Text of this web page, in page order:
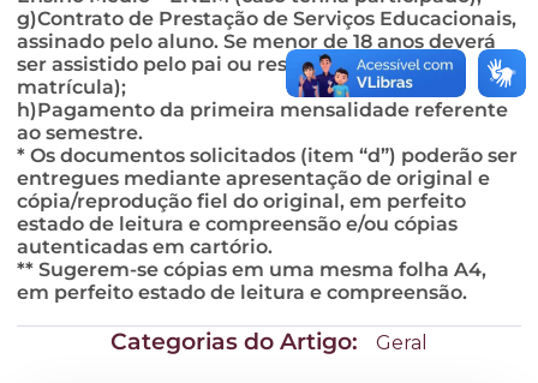
g)Contrato de Prestação de Serviços Educacionais,
assinado pelo aluno. Se menor de 18 anos deverá
ser assistido pelo pai ou responsável. (ato da
matrícula);
h)Pagamento da primeira mensalidade referente
ao semestre.
* Os documentos solicitados (item “d”) poderão ser
entregues mediante apresentação de original e
cópia/reprodução fiel do original, em perfeito
estado de leitura e compreensão e/ou cópias
autenticadas em cartório.
** Sugerem-se cópias em uma mesma folha A4,
em perfeito estado de leitura e compreensão.
Categorias do Artigo: Geral